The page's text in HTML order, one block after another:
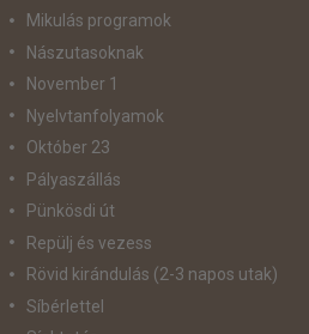
Mikulás programok
Nászutasoknak
November 1
Nyelvtanfolyamok
Október 23
Pályaszállás
Pünkösdi út
Repülj és vezess
Rövid kirándulás (2-3 napos utak)
Síbérlettel